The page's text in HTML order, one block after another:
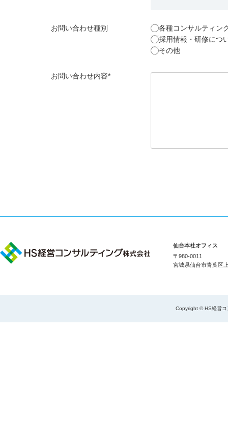
お問い合わせ種別
各種コンサルティン
採用情報・研修につ
その他
お問い合わせ内容*
仙台本社オフィス
〒980-0011
宮城県仙台市青葉区
Copyright © HS経営